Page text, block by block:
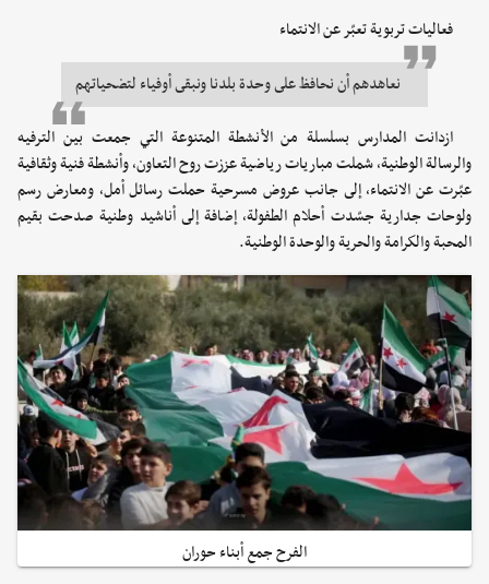
فعاليات تربوية تعبّر عن الانتماء
نعاهدهم أن نحافظ على وحدة بلدنا ونبقى أوفياء لتضحياتهم
ازدانت المدارس بسلسلة من الأنشطة المتنوعة التي جمعت بين الترفيه
والرسالة الوطنية، شملت مباريات رياضية عززت روح التعاون، وأنشطة فنية وثقافية
عبّرت عن الانتماء، إلى جانب عروض مسرحية حملت رسائل أمل، ومعارض رسم
ولوحات جدارية جسّدت أحلام الطفولة، إضافة إلى أناشيد وطنية صدحت بقيم
المحبة والكرامة والحرية والوحدة الوطنية.
الفرح جمع أبناء حوران